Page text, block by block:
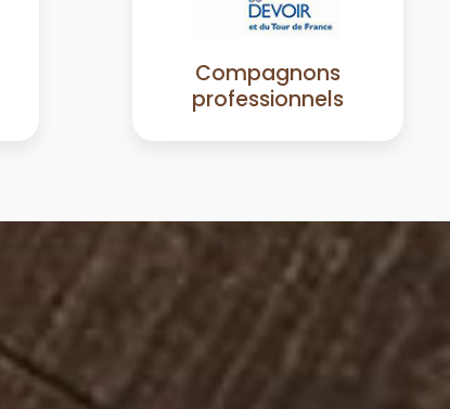
Compagnons
professionnels